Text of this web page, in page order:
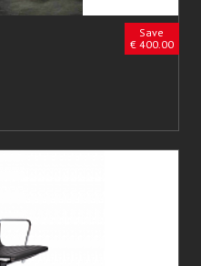
Save
€ 400.00